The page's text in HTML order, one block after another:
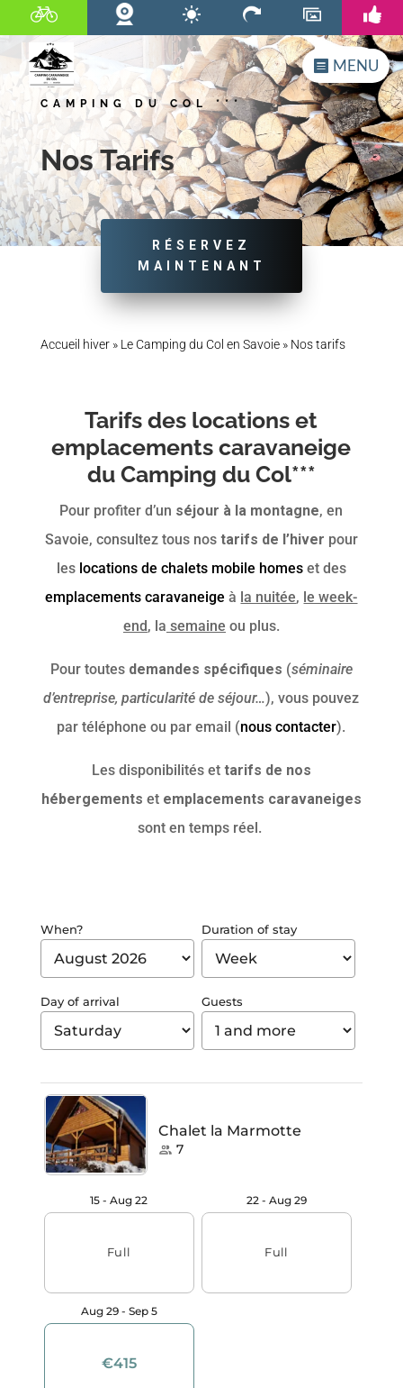
MENU
CAMPING DU COL ***
Nos Tarifs
RÉSERVEZ
MAINTENANT
Accueil hiver» Le Camping du Col en Savoie» Nos tarifs
Tarifs des locations et
emplacements caravaneige
du Camping du Col***
Pour profiter d’un séjour à la montagne, en
Savoie, consultez tous nos tarifs de l’hiver pour
les locations de chalets mobile homeset des
emplacements caravaneige à la nuitée, le week-
end, la semaine ou plus.
Pour toutes demandes spécifiques (séminaire
d’entreprise, particularité de séjour…), vous pouvez
par téléphone ou par email (nous contacter).
Les disponibilités et tarifs de nos
hébergements et emplacements caravaneiges
sont en temps réel.